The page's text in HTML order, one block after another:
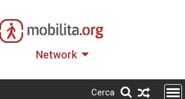
Network
Cerca